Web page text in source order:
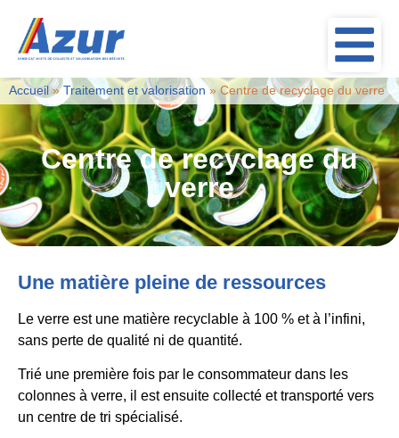
Centre de recyclage du
verre
Accueil »Traitement et valorisation »Centre de recyclage du verre
Une matière pleine de ressources
Le verre est une matière recyclable à 100 % et à l’infini,
sans perte de qualité ni de quantité.
Trié une première fois par le consommateur dans les
colonnes à verre, il est ensuite collecté et transporté vers
un centre de tri spécialisé.